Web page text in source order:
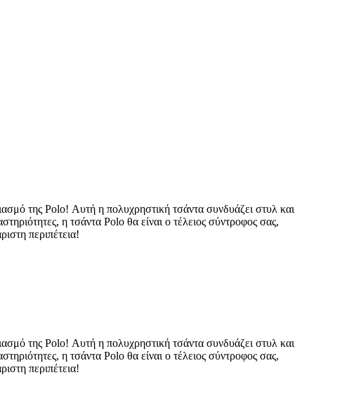
της Polo! Αυτή η πολυχρηστική τσάντα συνδυάζει στυλ και
η τσάντα Polo θα είναι ο τέλειος σύντροφος σας,
περιπέτεια!
της Polo! Αυτή η πολυχρηστική τσάντα συνδυάζει στυλ και
η τσάντα Polo θα είναι ο τέλειος σύντροφος σας,
περιπέτεια!